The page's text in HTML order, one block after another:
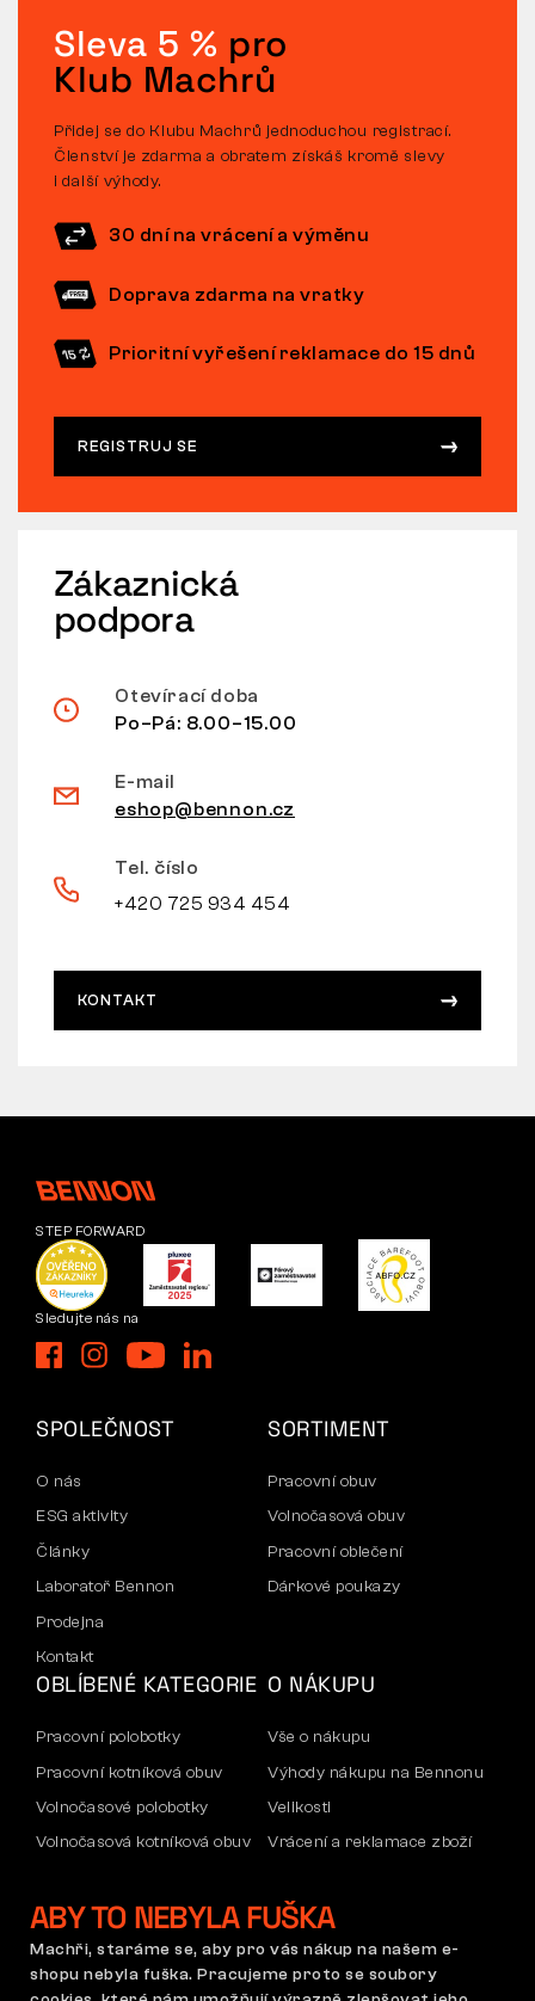
Sleva 5 % pro
Klub Machrů
Přidej se do Klubu Machrů jednoduchou registrací.
Členství je zdarma a obratem získáš kromě slevy
i další výhody.
30 dní na vrácení a výměnu
Doprava zdarma na vratky
Prioritní vyřešení reklamace do 15 dnů
REGISTRUJ SE
Zákaznická
podpora
Otevírací doba
Po–Pá: 8.00–15.00
E-mail
eshop@bennon.cz
Tel. číslo
+420 725 934 454
KONTAKT
STEP FORWARD
Sledujte nás na
SPOLEČNOST
O nás
ESG aktivity
Články
Laboratoř Bennon
Prodejna
Kontakt
SORTIMENT
Pracovní obuv
Volnočasová obuv
Pracovní oblečení
Dárkové poukazy
OBLÍBENÉ KATEGORIE
Pracovní polobotky
Pracovní kotníková obuv
Volnočasové polobotky
Volnočasová kotníková obuv
Mikiny
O NÁKUPU
Vše o nákupu
Výhody nákupu na Bennonu
Velikosti
Vrácení a reklamace zboží
Firemní účet
Reklamace a záruka
ABY TO NEBYLA FUŠKA
Machři, staráme se, aby pro vás nákup na našem e-
shopu nebyla fuška. Pracujeme proto se soubory